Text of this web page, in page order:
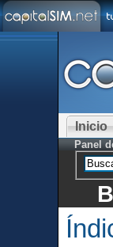
Inicio
Panel